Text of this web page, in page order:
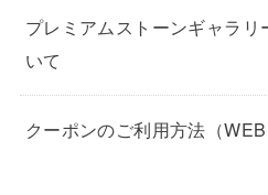
プレミアムストーンギャラ
いて
クーポンのご利用方法（WEB